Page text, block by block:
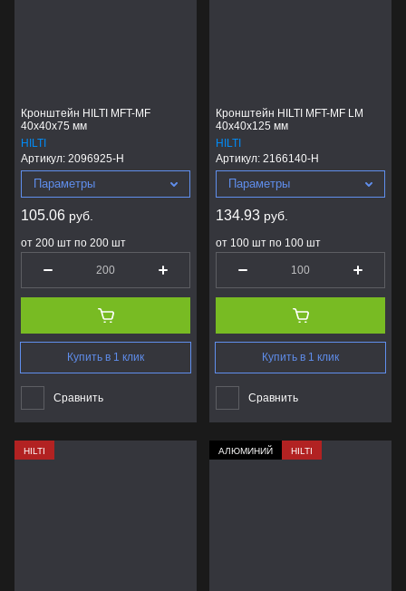
Кронштейн HILTI MFT-MF
40x40x75 мм
HILTI
Артикул: 2096925-H
Параметры
105.06 руб.
от 200 шт по 200 шт
Купить в 1 клик
Сравнить
Кронштейн HILTI MFT-MF LM
40x40x125 мм
HILTI
Артикул: 2166140-H
Параметры
134.93 руб.
от 100 шт по 100 шт
Купить в 1 клик
Сравнить
HILTI АЛЮМИНИЙ HILTI